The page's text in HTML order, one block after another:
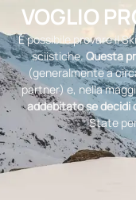
VOGLIO
È possibile provare il
sciistiche. Questa
(generalmente a
partner) e, nella
addebitato se decidi
State